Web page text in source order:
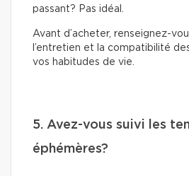
passant? Pas idéal.
Avant d’acheter, renseignez-
l’entretien et la compatibilité
vos habitudes de vie.
5. Avez-vous suivi les
éphémères?